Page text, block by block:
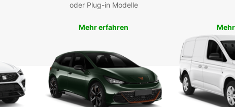
oder Plug-in Modelle
Mehr erfahren